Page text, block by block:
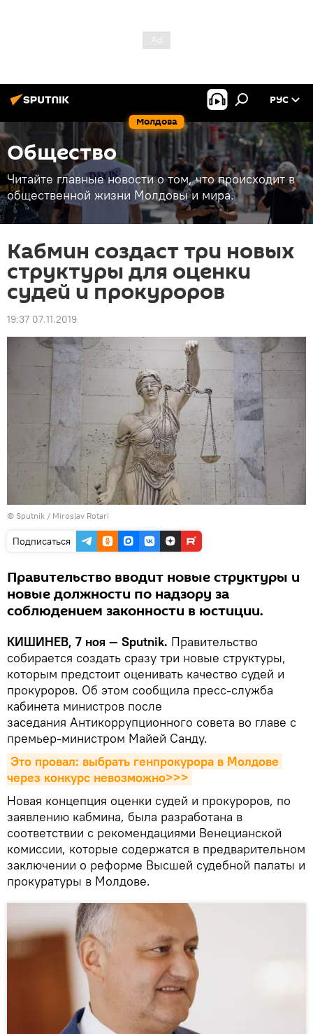
Молдова
РУС
Общество
Читайте главные новости о том, что происходит в
общественной жизни Молдовы и мира.
Кабмин создаст три новых
структуры для оценки
судей и прокуроров
19:37 07.11.2019
© Sputnik / Miroslav Rotari
Подписаться
Правительство вводит новые структуры и
новые должности по надзору за
соблюдением законности в юстиции.
КИШИНЕВ, 7 ноя — Sputnik. Правительство
собирается создать сразу три новые структуры,
которым предстоит оценивать качество судей и
прокуроров. Об этом сообщила пресс-служба
кабинета министров после
заседания Антикоррупционного совета во главе с
премьер-министром Майей Санду.
Это провал: выбрать генпрокурора в Молдове
через конкурс невозможно>>>
Новая концепция оценки судей и прокуроров, по
заявлению кабмина, была разработана в
соответствии с рекомендациями Венецианской
комиссии, которые содержатся в предварительном
заключении о реформе Высшей судебной палаты и
прокуратуры в Молдове.